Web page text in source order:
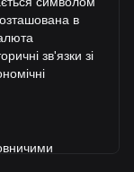
в
зв'язки зі